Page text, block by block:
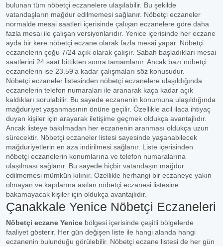
bulunan tüm nöbetçi eczanelere ulaşılabilir. Bu şekilde
vatandaşların mağdur edilmemesi sağlanır. Nöbetçi eczaneler
normalde mesai saatleri içerisinde çalışan eczanelere göre daha
fazla mesai ile çalışan versiyonlarıdır. Yenice içerisinde her eczane
ayda bir kere nöbetçi eczane olarak fazla mesai yapar. Nöbetçi
eczanelerin çoğu 7/24 açık olarak çalışır. Sabah başladıkları mesai
saatlerini 24 saat bittikten sonra tamamlanır. Ancak bazı nöbetçi
eczanelerin ise 23.59’a kadar çalışmaları söz konusudur.
Nöbetçi eczaneler listesinden nöbetçi eczanelere ulaşıldığında
eczanelerin telefon numaraları ile aranarak kaça kadar açık
kaldıkları sorulabilir. Bu sayede eczanenin konumuna ulaşıldığında
mağduriyet yaşanmasının önüne geçilir. Özellikle acil ilaca ihtiyaç
duyan kişiler için arayarak iletişime geçmek oldukça avantajlıdır.
Ancak listeye bakılmadan her eczanenin aranması oldukça uzun
sürecektir. Nöbetçi eczaneler listesi sayesinde yaşanabilecek
mağduriyetlerin en aza indirilmesi sağlanır. Liste içerisinden
nöbetçi eczanelerin konumlarına ve telefon numaralarına
ulaşılması sağlanır. Bu sayede hiçbir vatandaşın mağdur
edilmemesi mümkün kılınır. Özellikle herhangi bir eczaneye yakın
olmayan ve kapılarına asılan nöbetçi eczanesi listesine
bakamayacak kişiler için oldukça avantajlıdır.
Çanakkale Yenice Nöbetçi Eczaneleri
Nöbetçi eczane Yenice bölgesi içerisinde çeşitli bölgelerde
faaliyet gösterir. Her gün değişen liste ile hangi alanda hangi
eczanenin bulunduğu görülebilir. Nöbetçi eczane listesi de her gün